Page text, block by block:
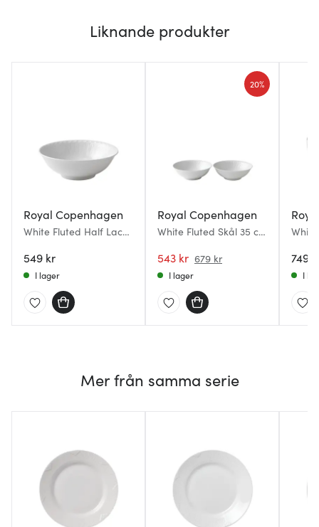
Liknande produkter
Royal Copenhagen
White Fluted Half Lace
549 kr
I lager
Royal Copenhagen
White Fluted Skål 35 cl
543 kr 679 kr
20%
I lager
749
I
Mer från samma serie